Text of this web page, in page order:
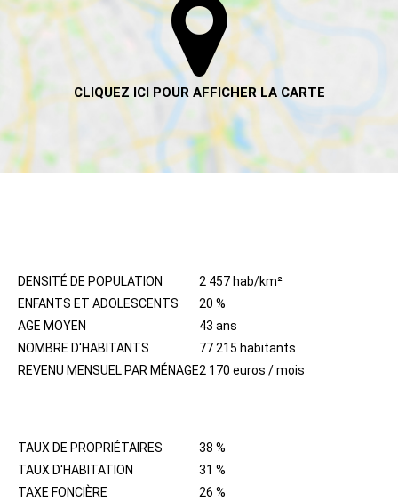
DENSITÉ DE POPULATION
2 457 hab/km²
ENFANTS ET ADOLESCENTS
20 %
AGE MOYEN
43 ans
NOMBRE D'HABITANTS
77 215 habitants
REVENU MENSUEL PAR MÉNAGE2 170 euros / mois
TAUX DE PROPRIÉTAIRES
38 %
TAUX D'HABITATION
31 %
TAXE FONCIÈRE
26 %